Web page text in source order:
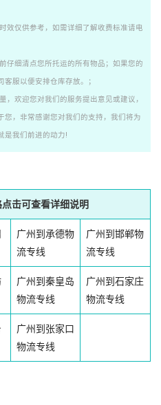
效仅供参考，如需详细了解收费标准请电
仔细清点您所托运的所有物品；如果您的
服以便安排仓库存放。；
欢迎您对我们的服务提出意见或建议，
，非常感谢您对我们的支持，我们将为
是我们前进的动力!
击可查看详细说明
广州到承德物
流专线
广州到邯郸物
流专线
广州到秦皇岛
物流专线
广州到石家庄
物流专线
广州到张家口
物流专线